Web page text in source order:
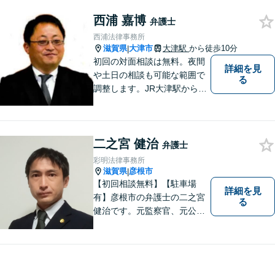
にまずは遠慮なくご相談くだ
さい。
西浦 嘉博 弁護士
西浦法律事務所
滋賀県|大津市 大津駅 から徒歩10分
初回の対面相談は無料。夜間
や土日の相談も可能な範囲で
調整します。JR大津駅から徒
位 弁護士ドットコムランキ
ング（2024年7月-2026年7月
現在）】
詳細を見
る
二之宮 健治 弁護士
彩明法律事務所
滋賀県|彦根市
【初回相談無料】【駐車場
有】彦根市の弁護士の二之宮
健治です。元監察官、元公務
詳細を見
る